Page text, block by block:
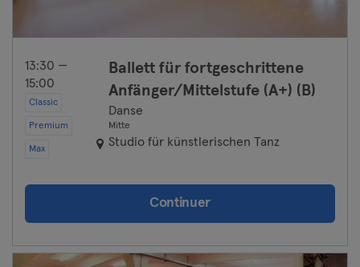
13:30 —
15:00
Classic
Premium
Max
Ballett für fortgeschrittene
Anfänger/Mittelstufe (A+) (B)
Danse
Mitte
Studio für künstlerischen Tanz
Continuer